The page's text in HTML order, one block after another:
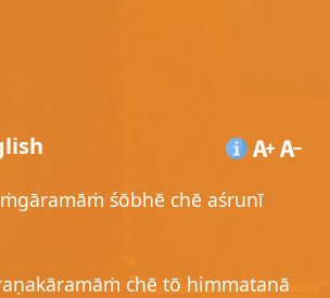
śōbhē chē aśrunī
chē tō himmatanā